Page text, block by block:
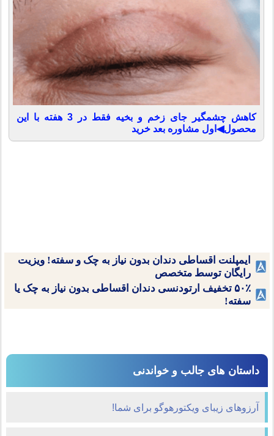
کاهش چشمگیر جای زخم و بخیه فقط در 3 هفته با این
محصول◀اول مشاوره بعد خرید
ایمپلنت اقساطی دندان بدون نیاز به چک و سفته! ویزیت
رایگان توسط متخصص
۵۰٪ تخفیف ارتودنسی دندان اقساطی بدون نیاز به چک یا
سفته!
داستان های جالب و خواندنی
آرزوهای زیبای ویکتورهوگو برای شما!